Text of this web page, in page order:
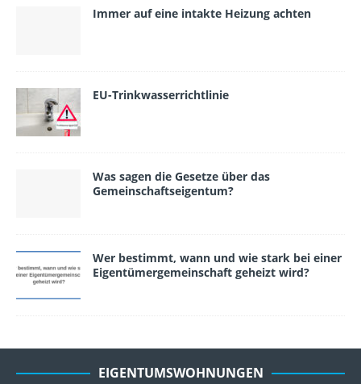
Immer auf eine intakte Heizung achten
EU-Trinkwasserrichtlinie
Was sagen die Gesetze über das
Gemeinschafts­eigentum?
Wer bestimmt, wann und wie stark bei einer
Eigentümergemeinschaft geheizt wird?
EIGENTUMSWOHNUNGEN